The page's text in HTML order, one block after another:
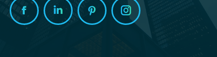
FacebookLinkedinPinterestInstagram